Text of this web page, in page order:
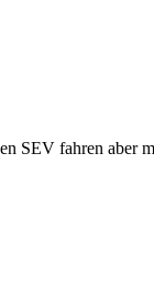
SEV fahren aber